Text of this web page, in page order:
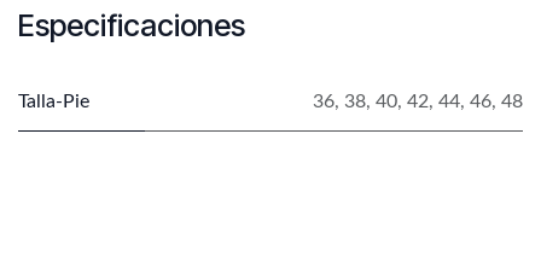
Especificaciones
Talla-Pie 36, 38, 40, 42, 44, 46, 48